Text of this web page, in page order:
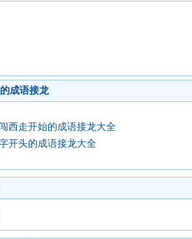
成语接龙
西走开始的成语接龙大全
开头的成语接龙大全